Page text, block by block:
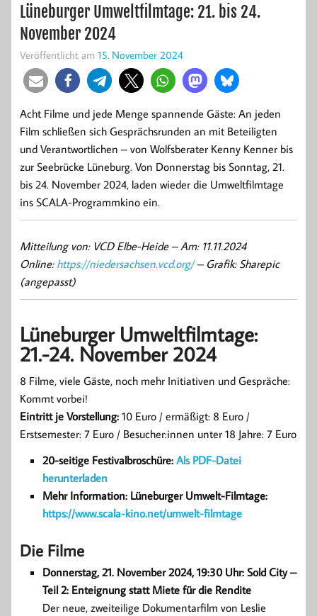
Lüneburger Umweltfilmtage: 21. bis 24.
November 2024
Veröffentlicht am 15. November 2024
Acht Filme und jede Menge spannende Gäste: An jeden
Film schließen sich Gesprächsrunden an mit Beteiligten
und Verantwortlichen – von Wolfsberater Kenny Kenner bis
zur Seebrücke Lüneburg. Von Donnerstag bis Sonntag, 21.
bis 24. November 2024, laden wieder die Umweltfilmtage
ins SCALA-Programmkino ein.
Mitteilung von: VCD Elbe-Heide –Am: 11.11.2024
Online: https://niedersachsen.vcd.org/– Grafik: Sharepic
(angepasst)
Lüneburger Umweltfilmtage:
21.-24. November 2024
8 Filme, viele Gäste, noch mehr Initiativen und Gespräche:
Kommt vorbei!
Eintritt je Vorstellung: 10 Euro / ermäßigt: 8 Euro /
Erstsemester: 7 Euro / Besucher:innen unter 18 Jahre: 7 Euro
20-seitige Festivalbroschüre: Als PDF-Datei
herunterladen
Mehr Information: Lüneburger Umwelt-Filmtage:
https://www.scala-kino.net/umwelt-filmtage
Die Filme
Donnerstag, 21. November 2024, 19:30 Uhr: Sold City –
Teil 2: Enteignung statt Miete für die Rendite
Der neue, zweiteilige Dokumentarfilm von Leslie